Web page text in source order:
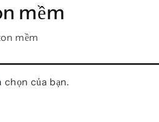
mềm
mềm
của bạn.